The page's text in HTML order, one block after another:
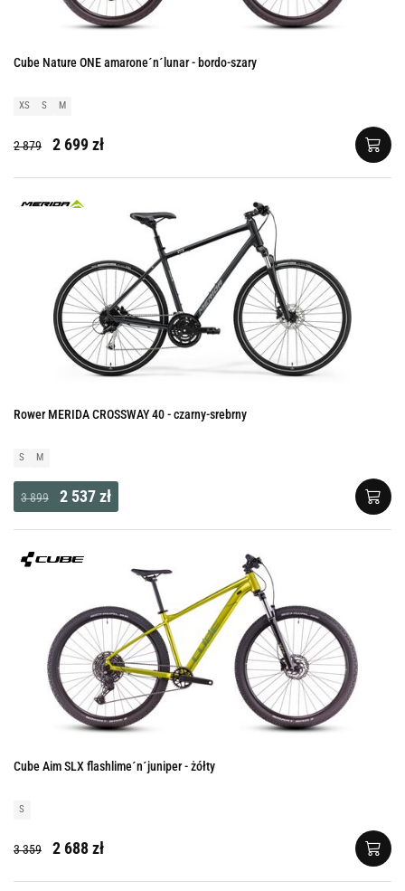
Cube Nature ONE amarone´n´lunar - bordo-szary
XS S M
2 879 2 699 zł
Rower MERIDA CROSSWAY 40 - czarny-srebrny
S M
3 899 2 537 zł
Cube Aim SLX flashlime´n´juniper - żółty
S
3 359 2 688 zł